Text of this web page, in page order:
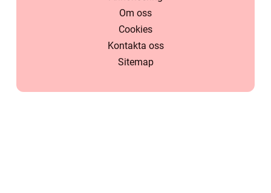
Om oss
Cookies
Kontakta oss
Sitemap